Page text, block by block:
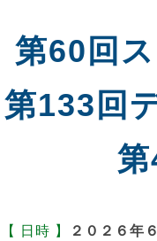
第60回
第133回
【 日時 】
２０２６年